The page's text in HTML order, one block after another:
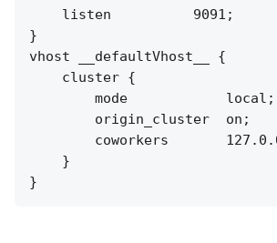
    listen          9091;
}
vhost __defaultVhost__ {
    cluster {
        mode            local;
        origin_cluster  on;
coworkers
    }